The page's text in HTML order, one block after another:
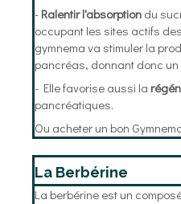
- Ralentir l'absorption du
occupant les sites actifs
gymnema va stimuler la
pancréas, donnant donc
- Elle favorise aussi la
pancréatiques.
Ou acheter un bon
La Berbérine
La berbérine est un